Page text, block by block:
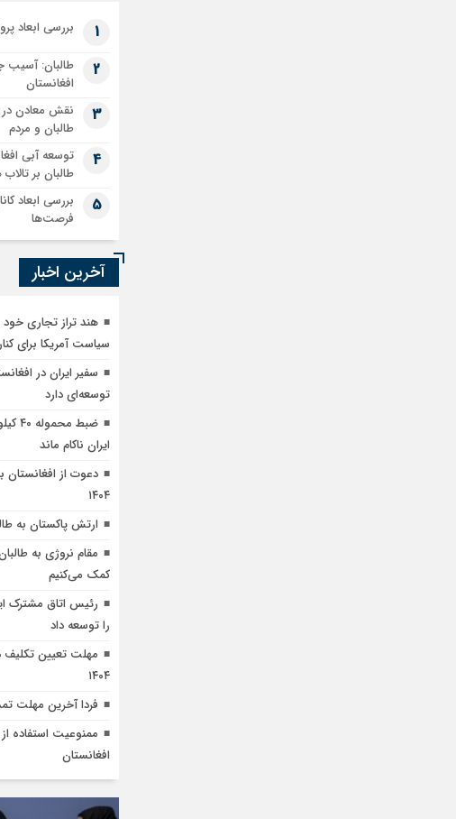
1 بررسی ابعاد
2
طالبان: آسیب
افغانستان
3
نقش معادن در
طالبان و مردم
4
توسعه آبی
طالبان بر
5
بررسی ابعاد
فرصت‌ها
آخرین اخبار
هند تراز تجاری
سیاست آمریکا برای
توسعه‌ای دارد
ضبط
ایران ناکام ماند
دعوت از افغانستان
۱۴۰۴
ارتش پاکستان به
مقام نروژی به
کمک می‌کنیم
رئیس اتاق مشترک
را توسعه داد
۱۴۰۴
فردا آخرین مهلت
ممنوعیت استفاده
افغانستان